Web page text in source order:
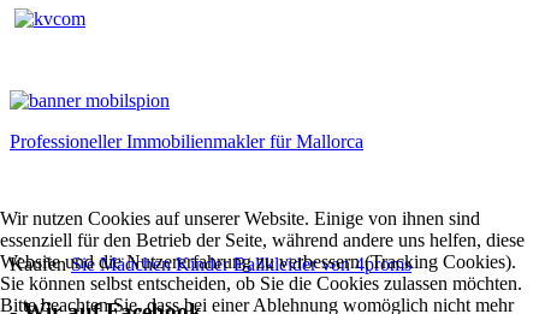
Professioneller Immobilienmakler für Mallorca
KaufenSie Mädchen Kinder Ballkleider von 4proms
Wir nutzen Cookies auf unserer Website. Einige von ihnen sind
essenziell für den Betrieb der Seite, während andere uns helfen, diese
Website und die Nutzererfahrung zu verbessern (Tracking Cookies).
Sie können selbst entscheiden, ob Sie die Cookies zulassen möchten.
Bitte beachten Sie, dass bei einer Ablehnung womöglich nicht mehr